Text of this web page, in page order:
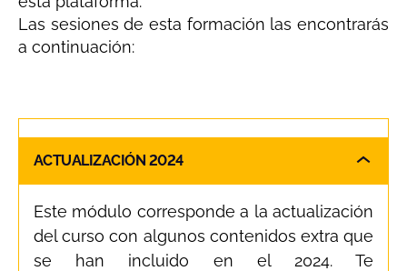
Las sesiones de esta formación las encontrarás
a continuación:
ACTUALIZACIÓN 2024
Este módulo corresponde a la actualización
del curso con algunos contenidos extra que
se han incluido en el 2024. Te